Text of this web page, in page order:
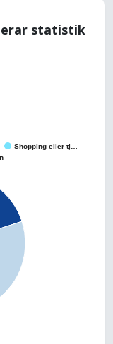
statistik
Shopping eller tj…